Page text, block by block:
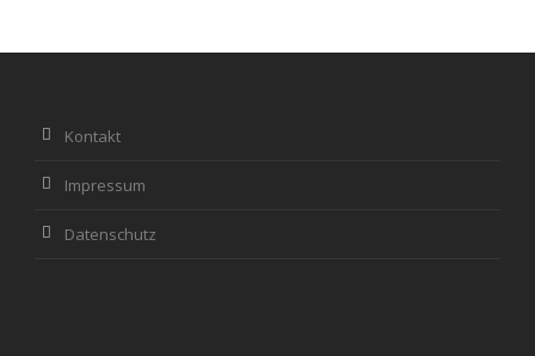
Kontakt
Impressum
Datenschutz